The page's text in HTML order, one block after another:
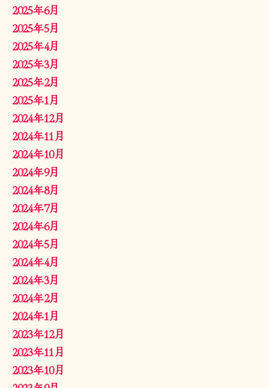
2025年6月
2025年5月
2025年4月
2025年3月
2025年2月
2025年1月
2024年12月
2024年11月
2024年10月
2024年9月
2024年8月
2024年7月
2024年6月
2024年5月
2024年4月
2024年3月
2024年2月
2024年1月
2023年12月
2023年11月
2023年10月